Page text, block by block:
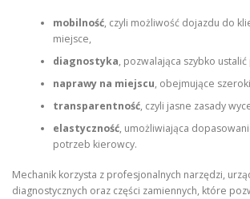
mobilność, czyli możliwość dojazdu do
miejsce,
diagnostyka, pozwalająca szybko
naprawy na miejscu, obejmujące
transparentność, czyli jasne zasady
elastyczność, umożliwiająca
potrzeb kierowcy.
Mechanik korzysta z profesjonalnych narzędzi,
diagnostycznych oraz części zamiennych, które